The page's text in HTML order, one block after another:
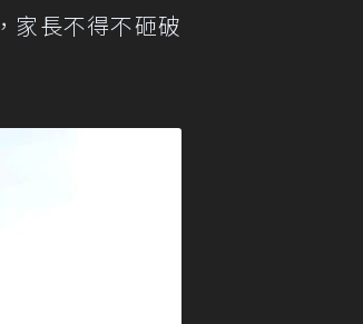
家​​長不得不砸破